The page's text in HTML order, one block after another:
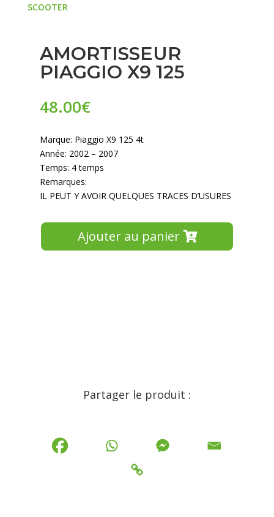
SCOOTER
AMORTISSEUR
PIAGGIO X9 125
48.00€
Marque: Piaggio X9 125 4t
Année: 2002 – 2007
Temps: 4 temps
Remarques:
IL PEUT Y AVOIR QUELQUES TRACES D’USURES
Ajouter au panier
Partager le produit :